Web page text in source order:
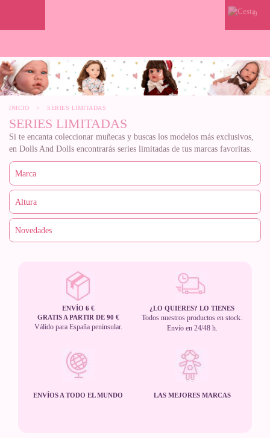
0
INICIO > SERIES LIMITADAS
SERIES LIMITADAS
Si te encanta coleccionar muñecas y buscas los modelos más exclusivos,
en Dolls And Dolls encontrarás series limitadas de tus marcas favoritas.
ENVÍO 6 €
GRATIS A PARTIR DE 90 €
Válido para España peninsular.
¿LO QUIERES? LO TIENES
Todos nuestros productos en stock.
Envío en 24/48 h.
ENVÍOS A TODO EL MUNDO LAS MEJORES MARCAS